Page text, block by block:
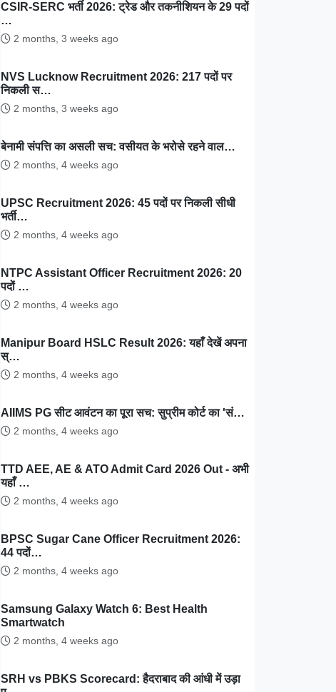
CSIR-SERC भर्ती 2026: ट्रेड और तकनीशियन के 29 पदों
…
2 months, 3 weeks ago
NVS Lucknow Recruitment 2026: 217 पदों पर
निकली स…
2 months, 3 weeks ago
बेनामी संपत्ति का असली सच: वसीयत के भरोसे रहने वाल…
2 months, 4 weeks ago
UPSC Recruitment 2026: 45 पदों पर निकली सीधी
भर्ती…
2 months, 4 weeks ago
NTPC Assistant Officer Recruitment 2026: 20
पदों …
2 months, 4 weeks ago
Manipur Board HSLC Result 2026: यहाँ देखें अपना
स्…
2 months, 4 weeks ago
AIIMS PG सीट आवंटन का पूरा सच: सुप्रीम कोर्ट का 'सं…
2 months, 4 weeks ago
TTD AEE, AE & ATO Admit Card 2026 Out - अभी
यहाँ …
2 months, 4 weeks ago
BPSC Sugar Cane Officer Recruitment 2026:
44 पदों…
2 months, 4 weeks ago
Samsung Galaxy Watch 6: Best Health
Smartwatch
2 months, 4 weeks ago
SRH vs PBKS Scorecard: हैदराबाद की आंधी में उड़ा